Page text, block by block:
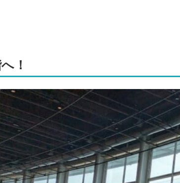
！